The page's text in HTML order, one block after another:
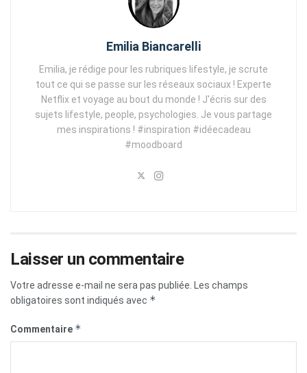
Emilia Biancarelli
Emilia, je rédige pour les rubriques lifestyle, je scrute
tout ce qui se passe sur les réseaux sociaux ! Experte
Netflix et voyage au bout du monde ! J'écris sur des
sujets lifestyle, people, psychologies. Je vous partage
mes inspirations ! #inspiration #idéecadeau
#moodboard
Laisser un commentaire
Votre adresse e-mail ne sera pas publiée.
Les champs
obligatoires sont indiqués avec *
Commentaire *